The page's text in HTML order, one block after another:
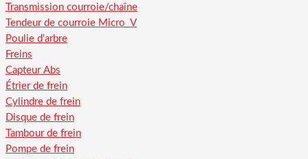
Transmission courroie/chaîne
Tendeur de courroie Micro_V
Poulie d'arbre
Freins
Capteur Abs
Étrier de frein
Cylindre de frein
Disque de frein
Tambour de frein
Pompe de frein